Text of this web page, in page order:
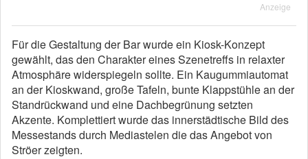
Anzeige
Für die Gestaltung der Bar wurde ein Kiosk-Konzept
gewählt, das den Charakter eines Szenetreffs in relaxter
Atmosphäre widerspiegeln sollte. Ein Kaugummiautomat
an der Kioskwand, große Tafeln, bunte Klappstühle an der
Standrückwand und eine Dachbegrünung setzten
Akzente. Komplettiert wurde das innerstädtische Bild des
Messestands durch Mediastelen die das Angebot von
Ströer zeigten.